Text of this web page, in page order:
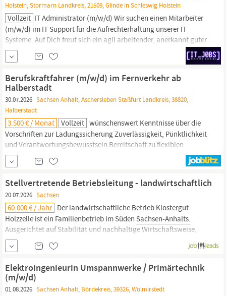
Holstein, Stormarn Landkreis, 21509, Glinde in Schleswig Holstein
Vollzeit IT Administrator (m/w/d) Wir suchen einen Mitarbeiter
(m/w/d) im IT Support für die Aufrechterhaltung unserer IT
Systeme. Auf Dich freut sich ein agil arbeitender, anerkannt guter
Arbeitgeber mit besten Arbeitsbedingungen in einem schönen
Neubau in Glinde bei Hamburg. Diese Aufgaben erwarten Dich 1st
Level Support für unsere Mitarbeiter Arbeit mit dem Ticketsystem
(JIRA...
Berufskraftfahrer (m/w/d) im Fernverkehr ab
Halberstadt
30.07.2026 Sachsen Anhalt, Aschersleben Staßfurt Landkreis, 38820,
Halberstadt
3.500 € / Monat Vollzeit wünschenswert Kenntnisse über die
Vorschriften zur Ladungssicherung Zuverlässigkeit, Pünktlichkeit
und Verantwortungsbewusstsein Bereitschaft zu flexiblen
Arbeitszeiten Stellendetails: Einsatzort: 38820 Halberstadt
Sachsen-AnhaltDeutschland Branche: Baugewerbe Beruf:
u....
Stellvertretende Betriebsleitung - landwirtschaftlich
20.07.2026 Sachsen
60.000 € / Jahr Der landwirtschaftliche Betrieb Klostergut
Holzzelle ist ein Familienbetrieb im Süden Sachsen-Anhalts.
Ausgerichtet auf Stabilität und nachhaltige Wirtschaftsweise,
werden auf ca. 650 ha Weizen, Gerste, Mais, Raps, Erbsen,
Zuckerrüben und Kartoffeln angebaut. Aufgaben Beratung und
Ausführung der Betriebsleitung Planung ackerbaulicher
Prozesse...
Elektroingenieurin Umspannwerke / Primärtechnik
(m/w/d)
01.08.2026 Sachsen Anhalt, Bördekreis, 39326, Wolmirstedt